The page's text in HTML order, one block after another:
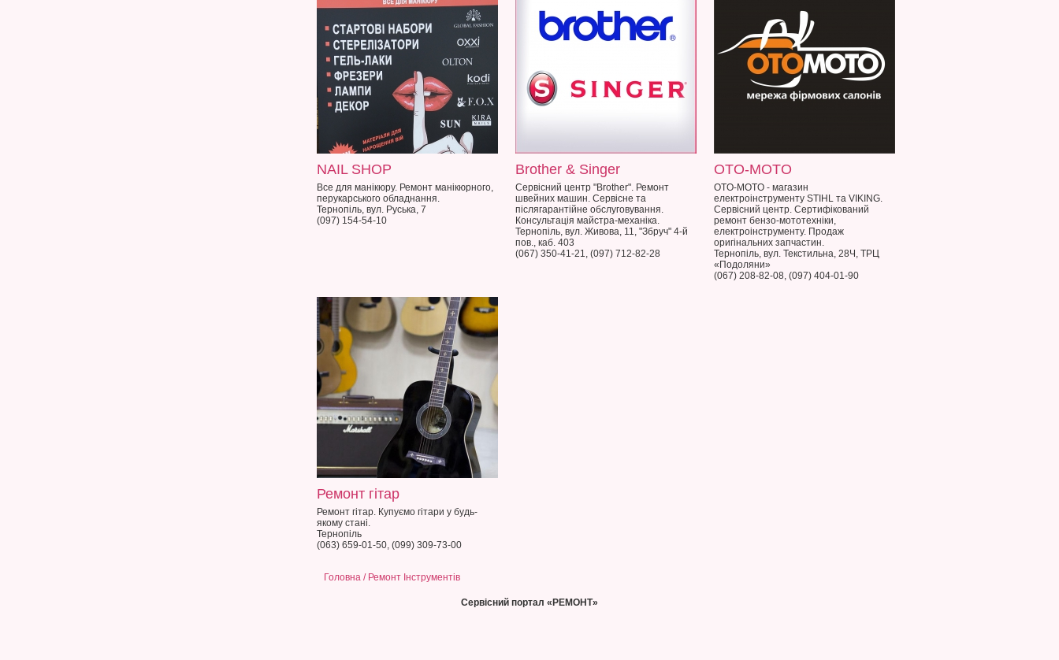
NAIL SHOP
Все для манікюру. Ремонт манікюрного,
перукарського обладнання.
Тернопіль, вул. Руська, 7
(097) 154-54-10
Brother & Singer
Сервісний центр "Brother". Ремонт
швейних машин. Сервісне та
післягарантійне обслуговування.
Консультація майстра-механіка.
Тернопіль, вул. Живова, 11, "Збруч" 4-й
пов., каб. 403
(067) 350-41-21, (097) 712-82-28
OTO-MOTO
OTO-MOTO - магазин
електроінструменту STIHL та VIKING.
Сервісний центр. Сертифікований
ремонт бензо-мототехніки,
електроінструменту. Продаж
оригінальних запчастин.
Тернопіль, вул. Текстильна, 28Ч, ТРЦ
«Подоляни»
(067) 208-82-08, (097) 404-01-90
Ремонт гітар
Ремонт гітар. Купуємо гітари у будь-
якому стані.
Тернопіль
(063) 659-01-50, (099) 309-73-00
Головна / Ремонт Інструментів
Сервісний портал «РЕМОНТ»